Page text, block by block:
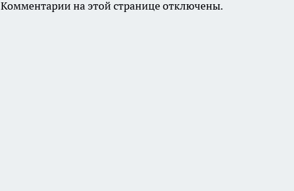
Комментарии на этой странице отключены.